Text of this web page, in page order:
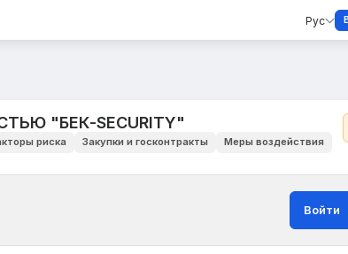
Рус
"БЕК-SECURITY"
риска Закупки и госконтракты
Меры воздействия
Войти